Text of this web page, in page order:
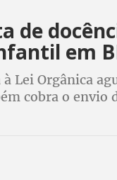
de
em
Lei Orgânica
cobra o envio